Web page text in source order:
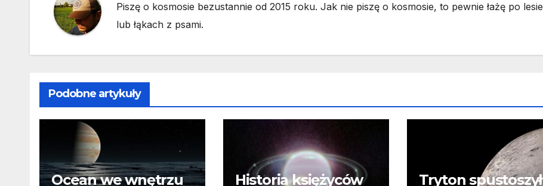
Piszę o kosmosie bezustannie od 2015 roku. Jak nie piszę o kosmosie, to pewnie łażę po lesie
lub łąkach z psami.
Podobne artykuły
Ocean we wnętrzu Historia księżyców Tryton spustoszył